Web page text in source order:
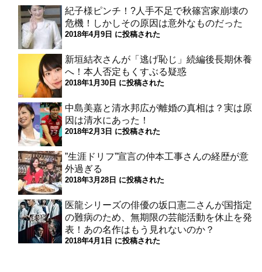
紀子様ピンチ！?人手不足で秋篠宮家崩壊の
危機！しかしその原因は意外なものだった
2018年4月9日 に投稿された
新垣結衣さんが「逃げ恥じ」続編後長期休養
へ！本人否定もくすぶる疑惑
2018年1月30日 に投稿された
中島美嘉と清水邦広が離婚の真相は？実は原
因は清水にあった！
2018年2月3日 に投稿された
”生涯ドリフ”宣言の仲本工事さんの経歴が意
外過ぎる
2018年3月28日 に投稿された
医龍シリーズの俳優の坂口憲二さんが国指定
の難病のため、無期限の芸能活動を休止を発
表！あの名作はもう見れないのか？
2018年4月1日 に投稿された